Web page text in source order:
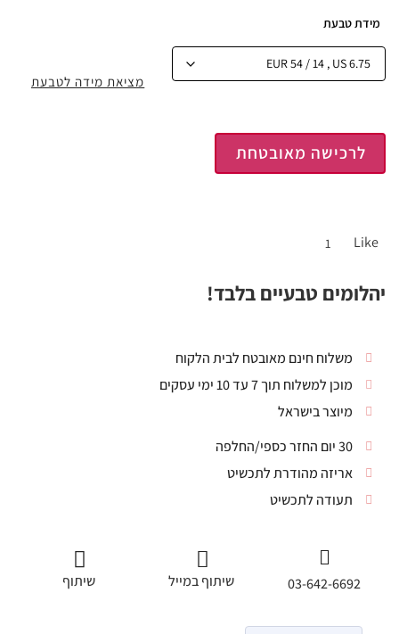
מידת טבעת
לרכישה מאובטחת
Like
1
מציאת מידה לטבעת
יהלומים טבעיים בלבד!
משלוח חינם מאובטח לבית הלקוח
מוכן למשלוח תוך 7 עד 10 ימי עסקים
מיוצר בישראל
30 יום החזר כספי/החלפה
אריזה מהודרת לתכשיט
תעודה לתכשיט
03-642-6692 שיתוף במייל שיתוף